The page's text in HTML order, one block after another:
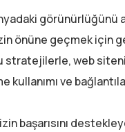
görünürlüğünü
önüne geçmek için
web
ve
başarısını